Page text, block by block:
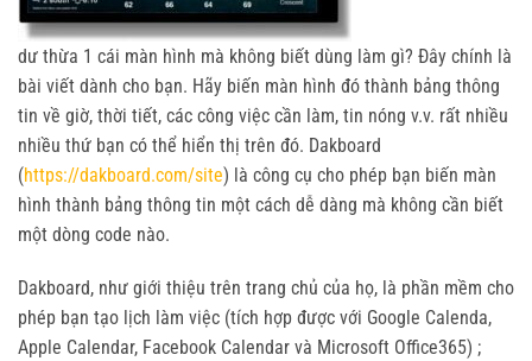
dư thừa 1 cái màn hình mà không biết dùng làm gì? Đây chính là
bài viết dành cho bạn. Hãy biến màn hình đó thành bảng thông
tin về giờ, thời tiết, các công việc cần làm, tin nóng v.v. rất nhiều
nhiều thứ bạn có thể hiển thị trên đó. Dakboard
(https://dakboard.com/site) là công cụ cho phép bạn biến màn
hình thành bảng thông tin một cách dễ dàng mà không cần biết
một dòng code nào.
Dakboard, như giới thiệu trên trang chủ của họ, là phần mềm cho
phép bạn tạo lịch làm việc (tích hợp được với Google Calenda,
Apple Calendar, Facebook Calendar và Microsoft Office365) ;